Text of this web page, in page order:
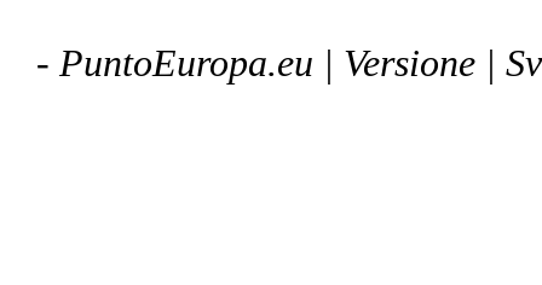
- PuntoEuropa.eu | Versione |